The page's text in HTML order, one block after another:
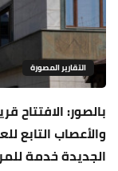
التقارير المصورة
بالصور: الافتتاح
والأعصاب التابع
الجديدة خدمة